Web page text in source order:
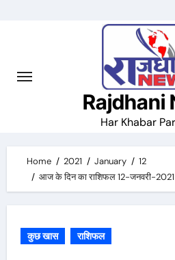
Rajdhani
Har Khabar
Home 2021 January
12
आज के दिन का राशिफल 12-जनवरी-2021
कुछ खास राशिफल